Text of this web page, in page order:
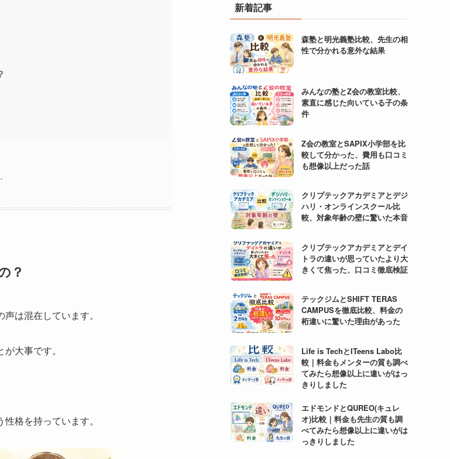
？
は混在しています。
大事です。
格を持っています。
新着記事
森塾と明光義塾比較、先生の相
性で分かれる意外な結果
みんなの塾とZ会の教室比較、
素直に感じた向いている子の条
件
Z会の教室とSAPIX小学部を比
較して分かった、費用も口コミ
も想像以上だった話
クリプテックアカデミアとデジ
ハリ・オンラインスクール比
較、対象年齢の壁に驚いた本音
クリプテックアカデミアとデイ
トラの違いが思っていたより大
きくて焦った、口コミ徹底検証
テックジムとSHIFT TERAS
CAMPUSを徹底比較、料金の
桁違いに驚いた理由があった
Life is TechとITeens Labo比
較｜料金もメンターの質も調べ
てみたら想像以上に違いがはっ
きりしました
エドモンドとQUREO(キュレ
オ)比較｜料金も先生の質も調
べてみたら想像以上に違いがは
っきりしました